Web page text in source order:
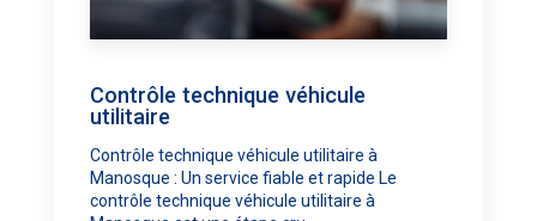
Contrôle technique véhicule
utilitaire
Contrôle technique véhicule utilitaire à
Manosque : Un service fiable et rapide Le
contrôle technique véhicule utilitaire à